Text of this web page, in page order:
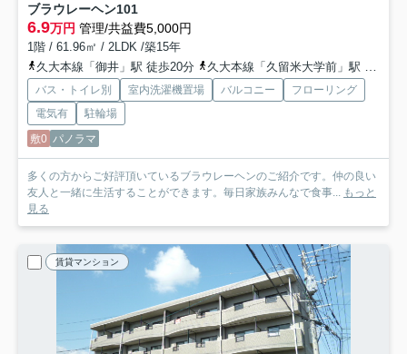
ブラウレーヘン101
6.9万円 管理/共益費5,000円
1階 / 61.96㎡ / 2LDK /築15年
久大本線「御井」駅 徒歩20分
久大本線「久留米大学前」駅 徒歩28分
バス・トイレ別 室内洗濯機置場 バルコニー
フローリング
電気有
駐輪場
敷0 パノラマ
多くの方からご好評頂いているブラウレーヘンのご紹介です。仲の良い
友人と一緒に生活することができます。毎日家族みんなで食事...
もっと
見る
賃貸マンション